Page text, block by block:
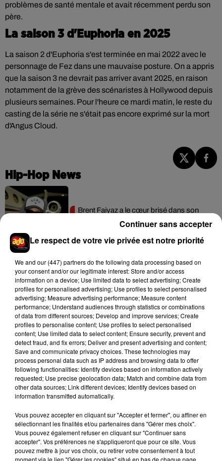
problèmes de santé mentale et avait récemment perdu son
père.
La saison 3 d'Euphoria en 2025
La saison 2 d'Euphoria s'est terminée en mai 2022 avec le
personnage de Fez dans une mauvaise posture. On a appris
que la saison 3 ne devrait pas arriver avant 2025, en raison
notamment de la grève des scénaristes à Hollywood depuis
plusieurs semaines. Pour l'heure ce mardi matin, le reste du
casting de la série ne s'était pas encore exprimé sur la mort
d'Angus Cloud.
Hip-Hop News
Brent Faiyaz a le cœur brisé dans son
7 août 2026
Rihanna de retour en studio ? A$AP
Rocky relance l'espoir des fans
7 août 2026
Tayc et Didi B dévoilent le single le plus
dansant de l’année
6 août 2026
session live surprise
Le respect de votre vie privée est notre priorité
We and our (447) partnersdo the following data processing based on
your consent and/or our legitimate interest: Store and/or access
information on a device; Use limited data to select advertising; Create
profiles for personalised advertising; Use profiles to select personalised
advertising; Measure advertising performance; Measure content
performance; Understand audiences through statistics or combinations
of data from different sources; Develop and improve services; Create
profiles to personalise content; Use profiles to select personalised
content; Use limited data to select content; Ensure security, prevent and
detect fraud, and fix errors; Deliver and present advertising and content;
Save and communicate privacy choices. These technologies may
process personal data such as IP address and browsing data to offer
following functionalities: Identify devices based on information actively
requested; Use precise geolocation data; Match and combine data from
other data sources; Link different devices; Identify devices based on
information transmitted automatically.
Vous pouvez accepter en cliquant sur "Accepter et fermer", ou affiner en
sélectionnant les finalités et/ou partenaires dans "Gérer mes choix".
Vous pouvez également refuser en cliquant sur "Continuer sans
accepter". Vos préférences ne s'appliqueront que pour ce site. Vous
pouvez mettre à jour vos choix, ou retirer votre consentement à tout
moment via le lien "Gérer les cookies" situé en bas de chaque page.
Continuer sans accepter